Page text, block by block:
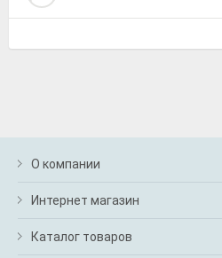
О компании
Интернет магазин
Каталог товаров